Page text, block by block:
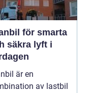
för smarta
säkra lyft i
är en
av lastbil